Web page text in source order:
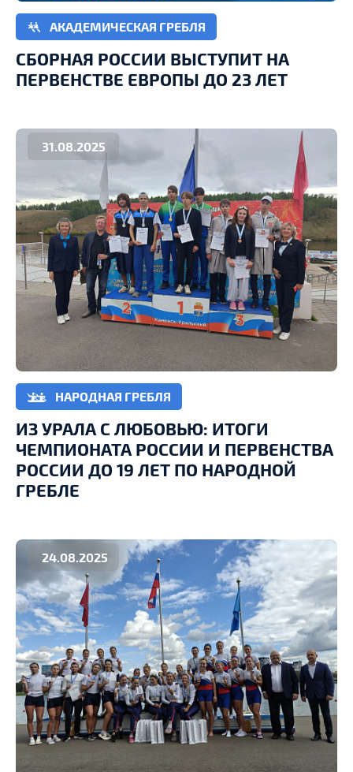
АКАДЕМИЧЕСКАЯ ГРЕБЛЯ
СБОРНАЯ РОССИИ ВЫСТУПИТ НА
ПЕРВЕНСТВЕ ЕВРОПЫ ДО 23 ЛЕТ
31.08.2025
НАРОДНАЯ ГРЕБЛЯ
ИЗ УРАЛА С ЛЮБОВЬЮ: ИТОГИ
ЧЕМПИОНАТА РОССИИ И ПЕРВЕНСТВА
РОССИИ ДО 19 ЛЕТ ПО НАРОДНОЙ
ГРЕБЛЕ
24.08.2025